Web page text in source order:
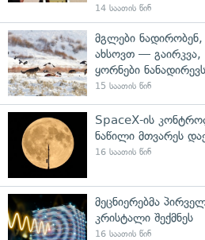
14 საათის წინ
მგლები
ახსოვთ —
ყორნები ნანადირევს
15 საათის წინ
SpaceX-ის
ნაწილი მთვარეს
16 საათის წინ
მეცნიერებმა
კრისტალი შექმნეს
16 საათის წინ